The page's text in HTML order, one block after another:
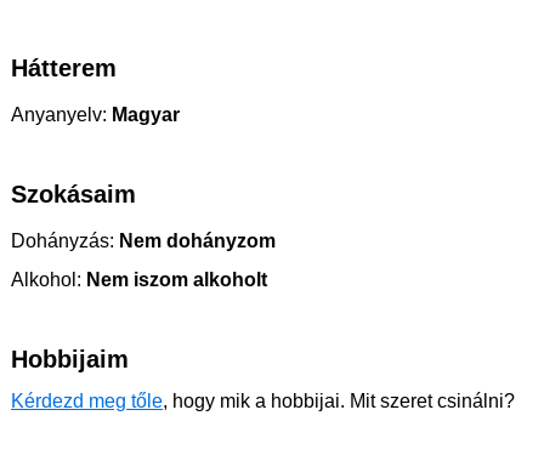
Hátterem
Anyanyelv: Magyar
Szokásaim
Dohányzás: Nem dohányzom
Alkohol: Nem iszom alkoholt
Hobbijaim
Kérdezd meg tőle, hogy mik a hobbijai. Mit szeret csinálni?